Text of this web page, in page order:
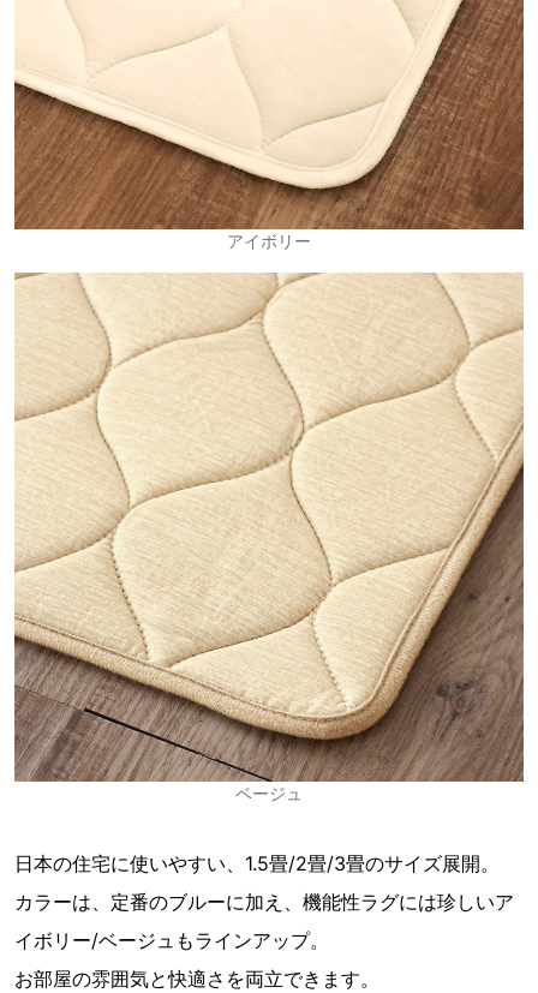
アイボリー
ベージュ
日本の住宅に使いやすい、1.5畳/2畳/3畳のサイズ展開。
カラーは、定番のブルーに加え、機能性ラグには珍しいア
イボリー/ベージュもラインアップ。
お部屋の雰囲気と快適さを両立できます。